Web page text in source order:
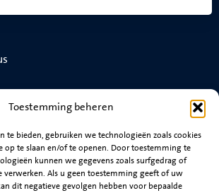
Toestemming beheren
te bieden, gebruiken we technologieën zoals cookies
op te slaan en/of te openen. Door toestemming te
kunnen we gegevens zoals surfgedrag of
verwerken. Als u geen toestemming geeft of uw
dit negatieve gevolgen hebben voor bepaalde
Evenementen
Nieuws
Video's